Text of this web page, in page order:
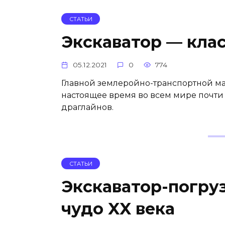
СТАТЬИ
Экскаватор —
05.12.2021 0 774
Главной землеройно-транспортной
настоящее время во всем мире
драглайнов.
СТАТЬИ
Экскаватор-
чудо XX века